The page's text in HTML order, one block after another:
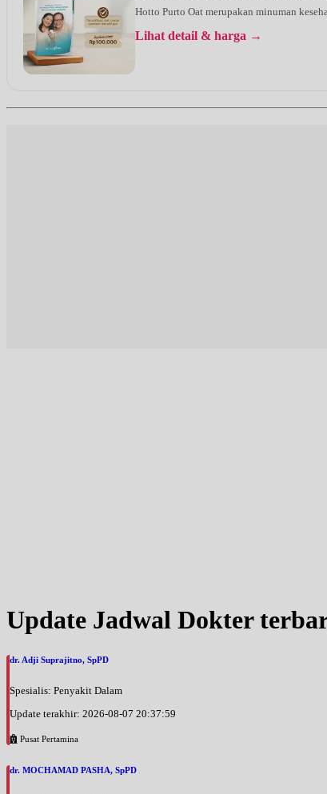
Hotto Purto Oat merupakan minuman
Lihat detail & harga →
Update Jadwal Dokter
dr. Adji Suprajitno, SpPD
Spesialis: Penyakit Dalam
Update terakhir: 2026-08-07 20:37:59
Pusat Pertamina
dr. MOCHAMAD PASHA, SpPD